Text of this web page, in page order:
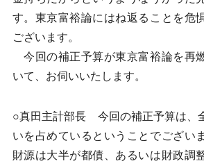
す。東京富裕論にはね返ることを危
ございます。
今回の補正予算が東京富裕論を再
いて、お伺いいたします。
○真田主計部長 今回の補正予算は、
いを占めているということでござい
財源は大半が都債、あるいは財政調